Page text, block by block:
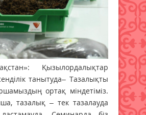
Қызылордалықтар
танытуда– Тазалықты
ортақ міндетіміз.
тазалық – тек тазалауда